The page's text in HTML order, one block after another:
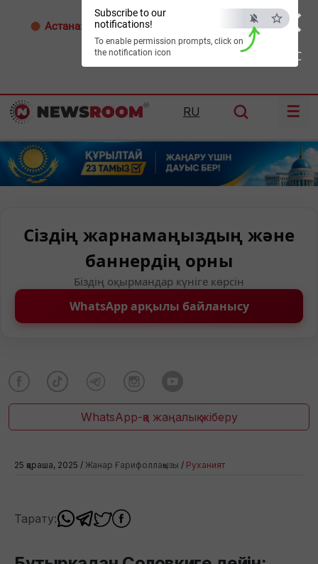
×
ESC
Subscribe to our
notifications!
To enable permission prompts, click on
the notification icon
Астана: 34°C Алматы: Шымкент:39°C
RU ☰
Сіздің жарнамаңыздың және
баннердің орны
Біздің оқырмандар күніге көрсін
WhatsApp арқылы байланысу
WhatsApp-қа жаңалық жіберу
25 қараша, 2025 / Жанар Ғарифоллақызы / Руханият
Тарату: